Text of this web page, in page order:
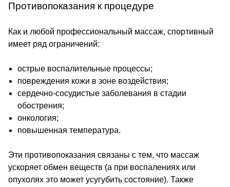
Противопоказания к процедуре
Как и любой профессиональный массаж, спортивный
имеет ряд ограничений:
острые воспалительные процессы;
повреждения кожи в зоне воздействия;
сердечно-сосудистые заболевания в стадии
обострения;
онкология;
повышенная температура.
Эти противопоказания связаны с тем, что массаж
ускоряет обмен веществ (а при воспалениях или
опухолях это может усугубить состояние). Также